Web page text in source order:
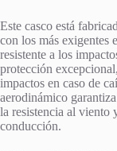
Este casco está
con los más exigentes
resistente a los
protección
impactos en caso de
aerodinámico
la resistencia al viento
conducción.